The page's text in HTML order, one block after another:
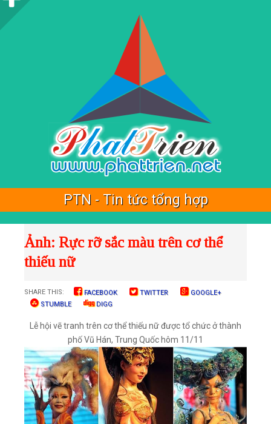
PTN - Tin tức tổng hợp
Ảnh: Rực rỡ sắc màu trên cơ thể
thiếu nữ
SHARE THIS: FACEBOOK TWITTER
GOOGLE+
STUMBLE
DIGG
Lễ hội vẽ tranh trên cơ thể thiếu nữ được tổ chức ở thành
phố Vũ Hán, Trung Quốc hôm 11/11